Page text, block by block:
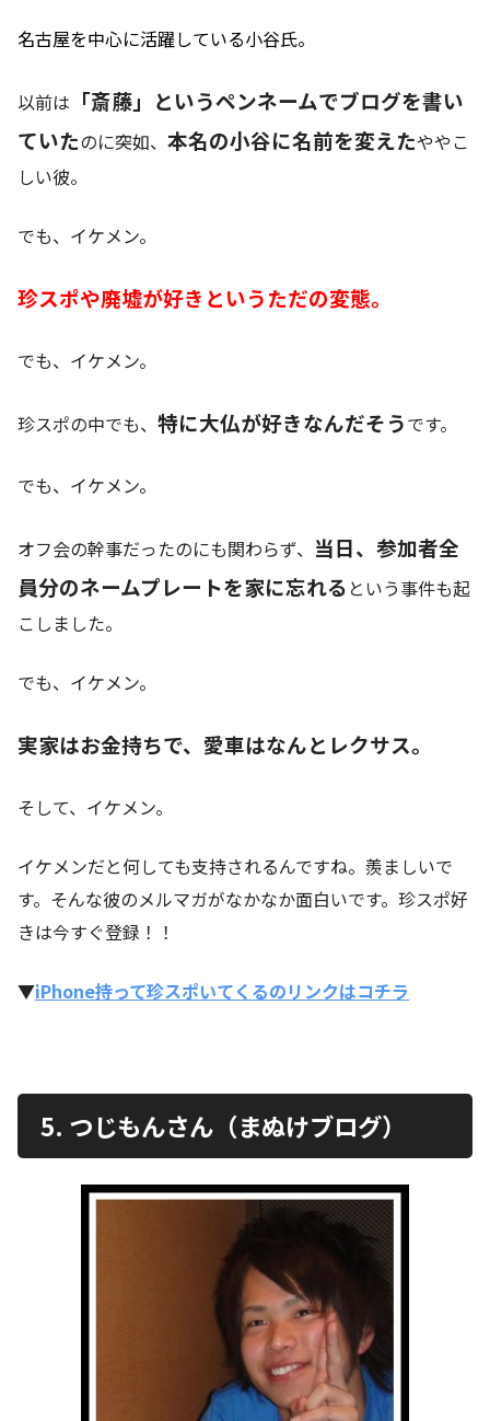
名古屋を中心に活躍している小谷氏。
以前は 「斎藤」というペンネームでブログを書い
ていたのに突如、 本名の小谷に名前を変えたややこ
しい彼。
でも、イケメン。
珍スポや廃墟が好きというただの変態。
でも、イケメン。
珍スポの中でも、 特に大仏が好きなんだそうです。
でも、イケメン。
オフ会の幹事だったのにも関わらず、 当日、参加者全
員分のネームプレートを家に忘れる という事件も起
こしました。
でも、イケメン。
実家はお金持ちで、愛車はなんとレクサス。
そして、イケメン。
イケメンだと何しても支持されるんですね。羨ましいで
す。そんな彼のメルマガがなかなか面白いです。珍スポ好
きは今すぐ登録！！
▼iPhone持って珍スポいてくるのリンクはコチラ
5. つじもんさん（まぬけブログ）